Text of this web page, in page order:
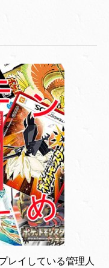
レイしている管理人